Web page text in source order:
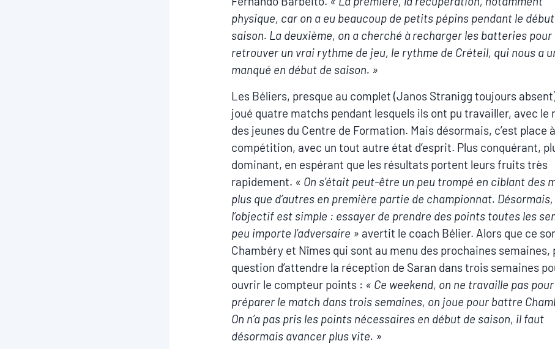
physique, car on a eu beaucoup de petits pépins pendant le
saison. La deuxième, on a cherché à recharger les batteries pour
retrouver un vrai rythme de jeu, le rythme de Créteil, qui nous a
manqué en début de saison. »
Les Béliers, presque au complet (Janos Stranigg toujours
joué quatre matchs pendant lesquels ils ont pu travailler, avec le
des jeunes du Centre de Formation. Mais désormais, c’est place
compétition, avec un tout autre état d’esprit. Plus conquérant,
dominant, en espérant que les résultats portent leurs fruits très
rapidement. « On s’était peut-être un peu trompé en ciblant des
plus que d’autres en première partie de championnat. Désormais,
l’objectif est simple : essayer de prendre des points toutes les
peu importe l’adversaire » avertit le coach Bélier. Alors que ce
Chambéry et Nîmes qui sont au menu des prochaines semaines,
question d’attendre la réception de Saran dans trois semaines
ouvrir le compteur points : « Ce weekend, on ne travaille pas pour
préparer le match dans trois semaines, on joue pour battre
On n’a pas pris les points nécessaires en début de saison, il faut
désormais avancer plus vite. »